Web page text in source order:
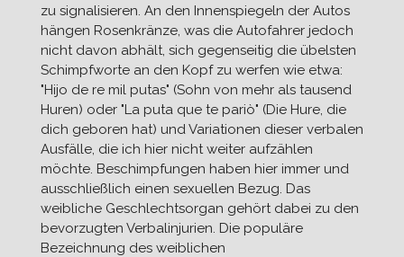
zu signalisieren. An den Innenspiegeln der Autos
hängen Rosenkränze, was die Autofahrer jedoch
nicht davon abhält, sich gegenseitig die übelsten
Schimpfworte an den Kopf zu werfen wie etwa:
"Hijo de re mil putas" (Sohn von mehr als tausend
Huren) oder "La puta que te pariò" (Die Hure, die
dich geboren hat) und Variationen dieser verbalen
Ausfälle, die ich hier nicht weiter aufzählen
möchte. Beschimpfungen haben hier immer und
ausschließlich einen sexuellen Bezug. Das
weibliche Geschlechtsorgan gehört dabei zu den
bevorzugten Verbalinjurien. Die populäre
Bezeichnung des weiblichen